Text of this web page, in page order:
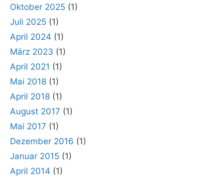
Oktober 2025 (1)
Juli 2025 (1)
April 2024 (1)
März 2023 (1)
April 2021 (1)
Mai 2018 (1)
April 2018 (1)
August 2017 (1)
Mai 2017 (1)
Dezember 2016 (1)
Januar 2015 (1)
April 2014 (1)